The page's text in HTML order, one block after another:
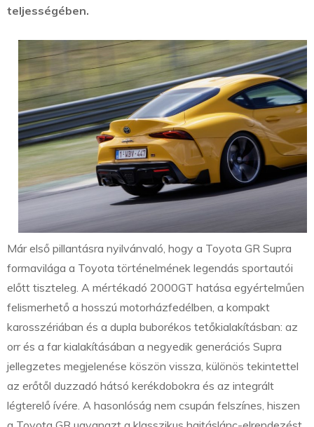
teljességében.
Már első pillantásra nyilvánvaló, hogy a Toyota GR Supra
formavilága a Toyota történelmének legendás sportautói
előtt tiszteleg. A mértékadó 2000GT hatása egyértelműen
felismerhető a hosszú motorházfedélben, a kompakt
karosszériában és a dupla buborékos tetőkialakításban: az
orr és a far kialakításában a negyedik generációs Supra
jellegzetes megjelenése köszön vissza, különös tekintettel
az erőtől duzzadó hátsó kerékdobokra és az integrált
légterelő ívére. A hasonlóság nem csupán felszínes, hiszen